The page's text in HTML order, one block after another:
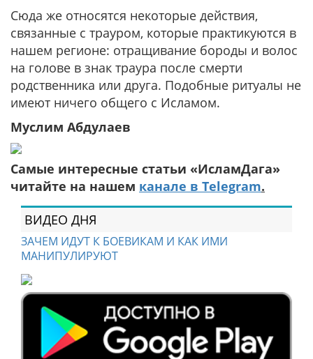
Сюда же относятся некоторые действия,
связанные с трауром, которые практикуются в
нашем регионе: отращивание бороды и волос
на голове в знак траура после смерти
родственника или друга. Подобные ритуалы не
имеют ничего общего с Исламом.
Муслим Абдулаев
Самые интересные статьи «ИсламДага»
читайте на нашем канале в Telegram.
ВИДЕО ДНЯ
ЗАЧЕМ ИДУТ К БОЕВИКАМ И КАК ИМИ
МАНИПУЛИРУЮТ